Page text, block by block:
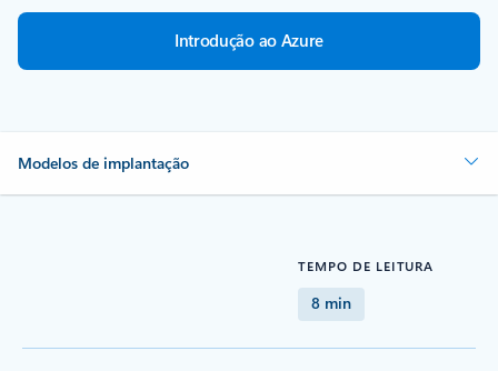
Introdução ao Azure
Modelos de implantação
TEMPO DE LEITURA
8 min